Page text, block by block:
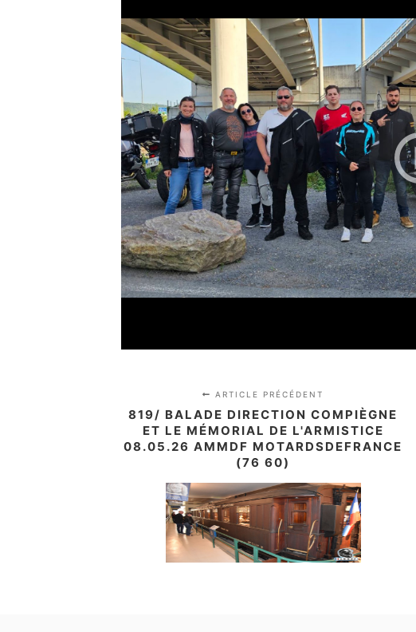
ARTICLE PRÉCÉDENT
819/ BALADE DIRECTION COMPIÈGNE
ET LE MÉMORIAL DE L'ARMISTICE
08.05.26 AMMDF MOTARDSDEFRANCE
(76 60)